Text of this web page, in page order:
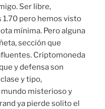
Ser libre,
pero hemos visto
mínima. Pero alguna
sección que
Criptomoneda
y defensa son
y tipo,
misterioso y
ya pierde solito el